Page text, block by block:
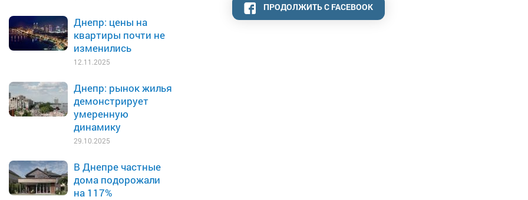
Днепр: цены на
квартиры почти не
изменились
12.11.2025
Днепр: рынок жилья
демонстрирует
умеренную
динамику
29.10.2025
В Днепре частные
дома подорожали
на 117%
ПРОДОЛЖИТЬ С FACEBOOK